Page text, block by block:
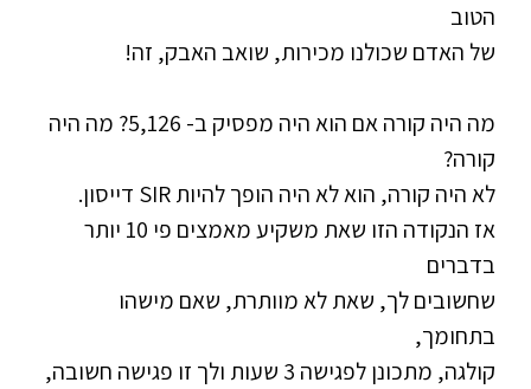
הטוב
של האדם שכולנו מכירות, שואב האבק, זה!
מה היה קורה אם הוא היה מפסיק ב- 5,126? מה היה
קורה?
לא היה קורה, הוא לא היה הופך להיות SIR דייסון.
אז הנקודה הזו שאת משקיע מאמצים פי 10 יותר
בדברים
שחשובים לך, שאת לא מוותרת, שאם מישהו
בתחומך,
קולגה, מתכונן לפגישה 3 שעות ולך זו פגישה חשובה,